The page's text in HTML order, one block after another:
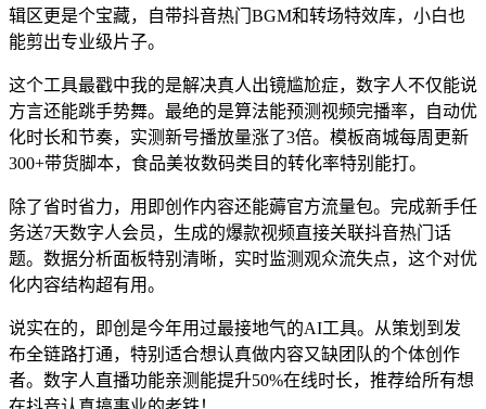
辑区更是个宝藏，自带抖音热门BGM和转场特效库，小白也
能剪出专业级片子。
这个工具最戳中我的是解决真人出镜尴尬症，数字人不仅能说
方言还能跳手势舞。最绝的是算法能预测视频完播率，自动优
化时长和节奏，实测新号播放量涨了3倍。模板商城每周更新
300+带货脚本，食品美妆数码类目的转化率特别能打。
除了省时省力，用即创作内容还能薅官方流量包。完成新手任
务送7天数字人会员，生成的爆款视频直接关联抖音热门话
题。数据分析面板特别清晰，实时监测观众流失点，这个对优
化内容结构超有用。
说实在的，即创是今年用过最接地气的AI工具。从策划到发
布全链路打通，特别适合想认真做内容又缺团队的个体创作
者。数字人直播功能亲测能提升50%在线时长，推荐给所有想